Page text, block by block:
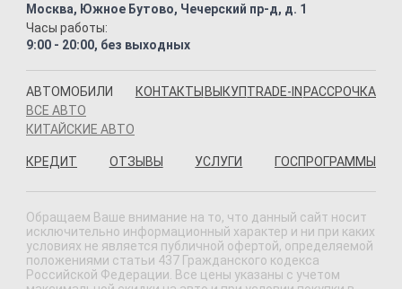
Москва, Южное Бутово, Чечерский пр-д, д. 1
Часы работы:
9:00 - 20:00, без выходных
АВТОМОБИЛИ
ВСЕ АВТО
КИТАЙСКИЕ АВТО
КОНТАКТЫ ВЫКУПTRADE-IN РАССРОЧКА
КРЕДИТ ОТЗЫВЫ УСЛУГИ ГОСПРОГРАММЫ
Обращаем Ваше внимание на то, что данный сайт носит
исключительно информационный характер и ни при каких
условиях не является публичной офертой, определяемой
положениями статьи 437 Гражданского кодекса
Российской Федерации. Все цены указаны с учетом